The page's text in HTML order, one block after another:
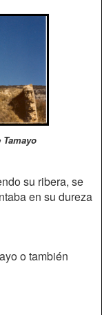
su ribera, se
en su dureza
o también